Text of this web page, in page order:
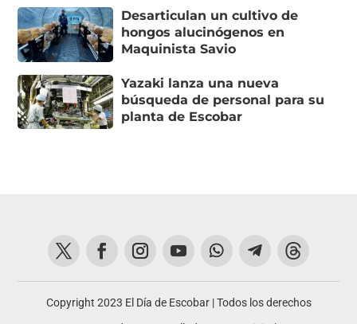
Desarticulan un cultivo de
hongos alucinógenos en
Maquinista Savio
Yazaki lanza una nueva
búsqueda de personal para su
planta de Escobar
Copyright 2023 El Día de Escobar | Todos los derechos